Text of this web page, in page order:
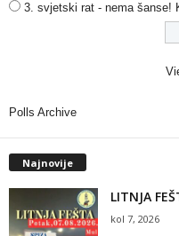
3. svjetski rat - nema šanse!
Polls Archive
Najnovije
LITNJA
kol 7, 2026